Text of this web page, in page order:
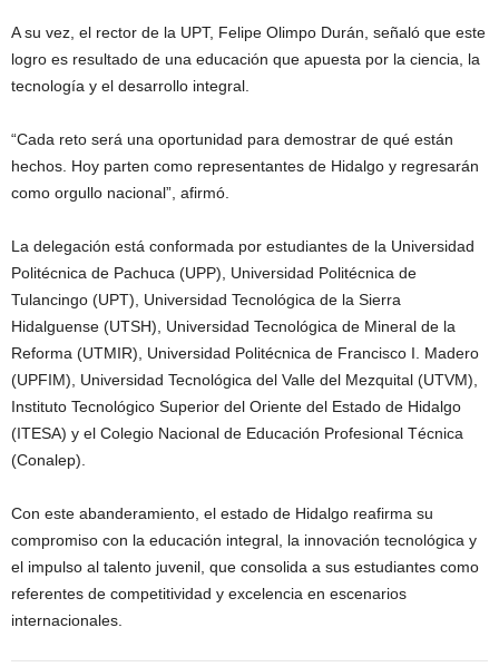
A su vez, el rector de la UPT, Felipe Olimpo Durán, señaló que este
logro es resultado de una educación que apuesta por la ciencia, la
tecnología y el desarrollo integral.
“Cada reto será una oportunidad para demostrar de qué están
hechos. Hoy parten como representantes de Hidalgo y regresarán
como orgullo nacional”, afirmó.
La delegación está conformada por estudiantes de la Universidad
Politécnica de Pachuca (UPP), Universidad Politécnica de
Tulancingo (UPT), Universidad Tecnológica de la Sierra
Hidalguense (UTSH), Universidad Tecnológica de Mineral de la
Reforma (UTMIR), Universidad Politécnica de Francisco I. Madero
(UPFIM), Universidad Tecnológica del Valle del Mezquital (UTVM),
Instituto Tecnológico Superior del Oriente del Estado de Hidalgo
(ITESA) y el Colegio Nacional de Educación Profesional Técnica
(Conalep).
Con este abanderamiento, el estado de Hidalgo reafirma su
compromiso con la educación integral, la innovación tecnológica y
el impulso al talento juvenil, que consolida a sus estudiantes como
referentes de competitividad y excelencia en escenarios
internacionales.